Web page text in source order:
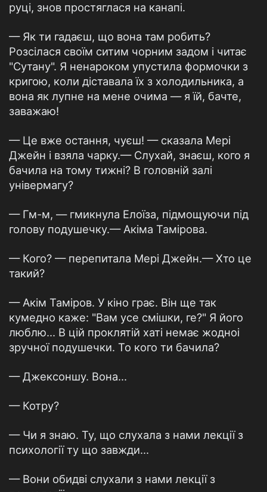
руці, знов простяглася на канапі.
— Як ти гадаєш, що вона там робить?
Розсілася своїм ситим чорним задом і читає
"Сутану". Я ненароком упустила формочки з
кригою, коли діставала їх з холодильника, а
вона як лупне на мене очима — я їй, бачте,
заважаю!
— Це вже остання, чуєш! — сказала Мері
Джейн і взяла чарку.— Слухай, знаєш, кого я
бачила на тому тижні? В головній залі
універмагу?
— Гм-м, — гмикнула Елоїза, підмощуючи під
голову подушечку.— Акіма Тамірова.
— Кого? — перепитала Мері Джейн.— Хто це
такий?
— Акім Таміров. У кіно грає. Він ще так
кумедно каже: "Вам усе смішки, ге?" Я його
люблю... В цій проклятій хаті немає жодноі
зручної подушечки. То кого ти бачила?
— Джексоншу. Вона...
— Котру?
— Чи я знаю. Ту, що слухала з нами лекції з
психології ту що завжди...
— Вони обидві слухали з нами лекції з